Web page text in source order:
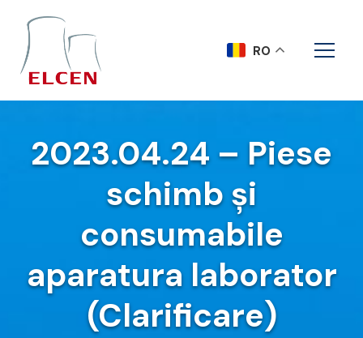
2023.04.24 – Piese
schimb și
consumabile
aparatura laborator
(Clarificare)
RO